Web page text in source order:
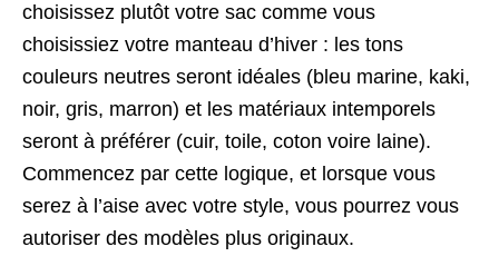
choisissez plutôt votre sac comme vous
choisissiez votre manteau d’hiver : les tons
couleurs neutres seront idéales (bleu marine, kaki,
noir, gris, marron) et les matériaux intemporels
seront à préférer (cuir, toile, coton voire laine).
Commencez par cette logique, et lorsque vous
serez à l’aise avec votre style, vous pourrez vous
autoriser des modèles plus originaux.